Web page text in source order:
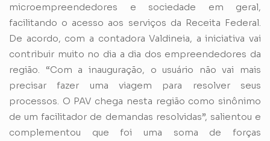
microempreendedores e sociedade em geral,
facilitando o acesso aos serviços da Receita Federal.
De acordo, com a contadora Valdineia, a iniciativa vai
contribuir muito no dia a dia dos empreendedores da
região. “Com a inauguração, o usuário não vai mais
precisar fazer uma viagem para resolver seus
processos. O PAV chega nesta região como sinônimo
de um facilitador de demandas resolvidas”, salientou e
complementou que foi uma soma de forças